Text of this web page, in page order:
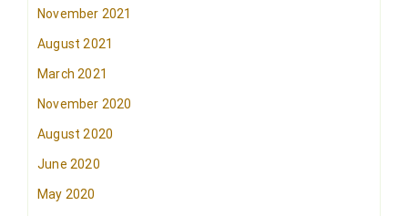
November 2021
August 2021
March 2021
November 2020
August 2020
June 2020
May 2020